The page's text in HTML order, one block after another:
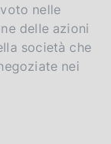
nelle
delle azioni
società che
nei